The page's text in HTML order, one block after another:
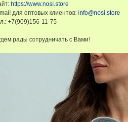
https://www.nosi.store
для оптовых клиентов: info@nosi.store
+7(909)156-11-75
рады сотрудничать с Вами!